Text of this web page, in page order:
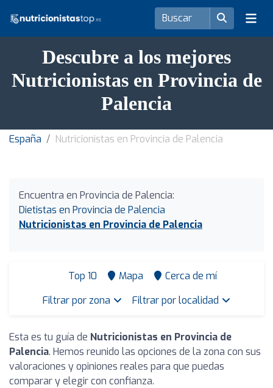
Descubre a los mejores
Nutricionistas en Provincia de
Palencia
España Nutricionistas en Provincia de Palencia
Encuentra en Provincia de Palencia:
Dietistas en Provincia de Palencia
Nutricionistas en Provincia de Palencia
Top 10 Mapa
Cerca de mí
Filtrar por zona
Filtrar por localidad
Esta es tu guía de Nutricionistas en Provincia de
Palencia. Hemos reunido las opciones de la zona con sus
valoraciones y opiniones reales para que puedas
comparar y elegir con confianza.